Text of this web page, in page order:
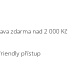
zdarma nad 2 000 Kč
přístup